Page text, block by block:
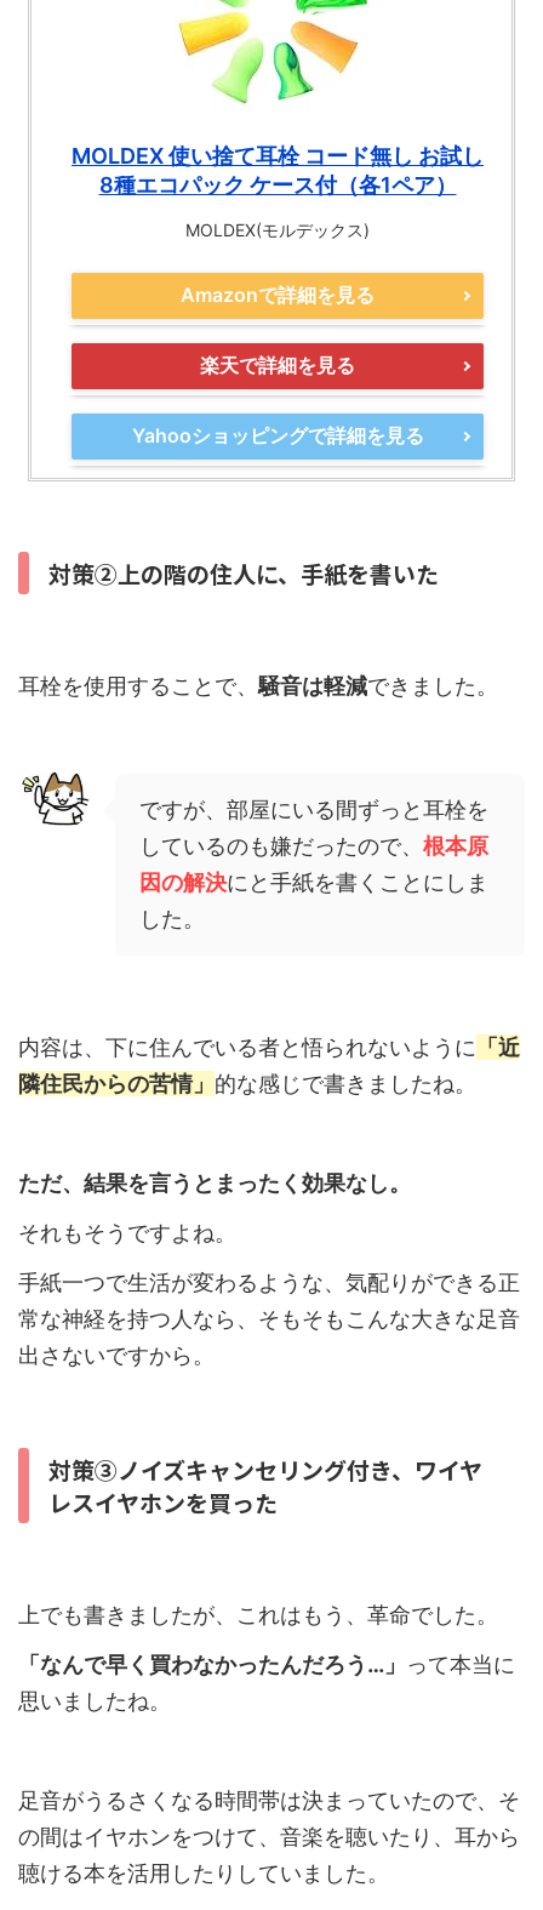
MOLDEX 使い捨て耳栓 コード無し お試し
8種エコパック ケース付（各1ペア）
MOLDEX(モルデックス)
Amazonで詳細を見る
楽天で詳細を見る
Yahooショッピングで詳細を見る
対策②上の階の住人に、手紙を書いた
耳栓を使用することで、騒音は軽減できました。
ですが、部屋にいる間ずっと耳栓を
しているのも嫌だったので、 根本原
因の解決にと手紙を書くことにしま
した。
内容は、下に住んでいる者と悟られないように 「近
隣住民からの苦情」 的な感じで書きましたね。
ただ、結果を言うとまったく効果なし。
それもそうですよね。
手紙一つで生活が変わるような、気配りができる正
常な神経を持つ人なら、そもそもこんな大きな足音
出さないですから。
対策③ノイズキャンセリング付き、ワイヤ
レスイヤホンを買った
上でも書きましたが、これはもう、革命でした。
「なんで早く買わなかったんだろう…」 って本当に
思いましたね。
足音がうるさくなる時間帯は決まっていたので、そ
の間はイヤホンをつけて、音楽を聴いたり、耳から
聴ける本を活用したりしていました。